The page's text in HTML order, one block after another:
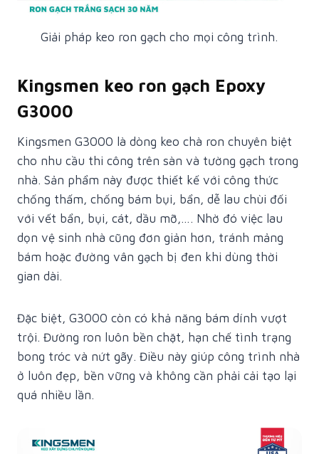
Giải pháp keo ron gạch cho mọi công trình.
Kingsmen keo ron gạch Epoxy
G3000
Kingsmen G3000 là dòng keo chà ron chuyên biệt
cho nhu cầu thi công trên sàn và tường gạch trong
nhà. Sản phẩm này được thiết kế với công thức
chống thấm, chống bám bụi, bẩn, dễ lau chùi đối
với vết bẩn, bụi, cát, dầu mỡ,…. Nhờ đó việc lau
dọn vệ sinh nhà cũng đơn giản hơn, tránh mảng
bám hoặc đường vân gạch bị đen khi dùng thời
gian dài.
Đặc biệt, G3000 còn có khả năng bám dính vượt
trội. Đường ron luôn bền chặt, hạn chế tình trạng
bong tróc và nứt gãy. Điều này giúp công trình nhà
ở luôn đẹp, bền vững và không cần phải cải tạo lại
quá nhiều lần.